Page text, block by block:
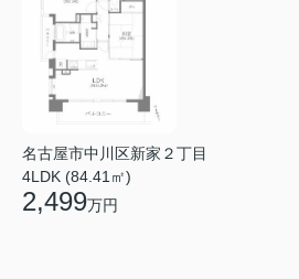
名古屋市中川区新家２丁目
4LDK (84.41㎡)
2,499万円